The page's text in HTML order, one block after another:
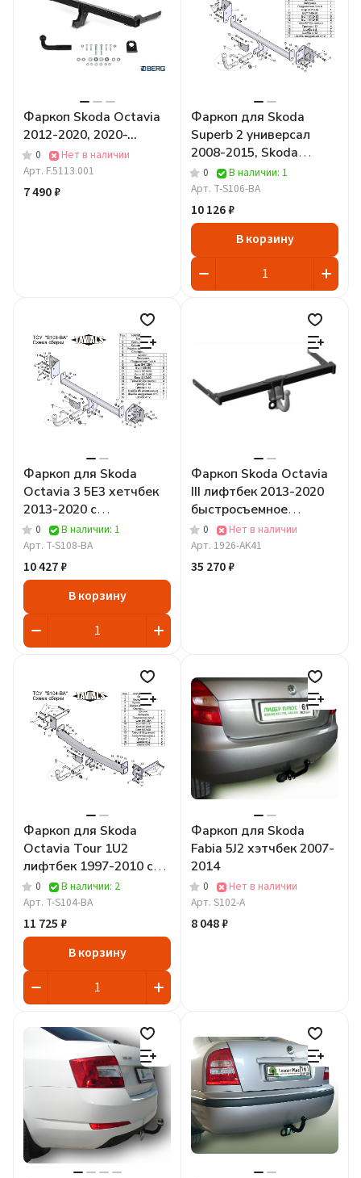
Фаркоп Skoda Octavia
2012-2020, 2020-...
0
Нет в наличии
Арт. F.5113.001
7 490 ₽
Фаркоп для Skoda
Superb 2 универсал
2008-2015, Skoda
Octavia 2 лифтбек
2008-2013 c
быстросъёмным шаром
0
В наличии: 1
Арт. T-S106-BA
10 126 ₽
В корзину
Фаркоп для Skoda
Octavia 3 5E3 хетчбек
2013-2020 c
быстросъёмным шаром
0
В наличии: 1
Арт. T-S108-BA
10 427 ₽
В корзину
Фаркоп Skoda Octavia
III лифтбек 2013-2020
быстросъемное
крепление шара
0
Нет в наличии
Арт. 1926-AK41
35 270 ₽
Фаркоп для Skoda
Octavia Tour 1U2
лифтбек 1997-2010 c
быстросъёмным шаром
0
В наличии: 2
Арт. T-S104-BA
11 725 ₽
В корзину
Фаркоп для Skoda
Fabia 5J2 хэтчбек 2007-
2014
0
Нет в наличии
Арт. S102-A
8 048 ₽